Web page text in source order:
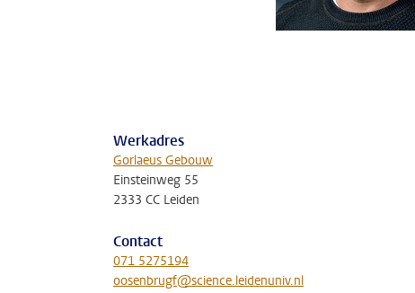
Werkadres
Gorlaeus Gebouw
Einsteinweg 55
2333 CC Leiden
Contact
071 5275194
oosenbrugf@science.leidenuniv.nl